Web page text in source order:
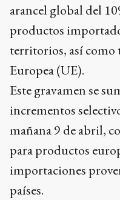
arancel global del
productos
territorios, así
Europea (UE).
Este gravamen se
incrementos
mañana 9 de abril,
para productos
importaciones
países.